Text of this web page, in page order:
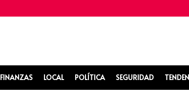
FINANZAS LOCAL POLÍTICA SEGURIDAD